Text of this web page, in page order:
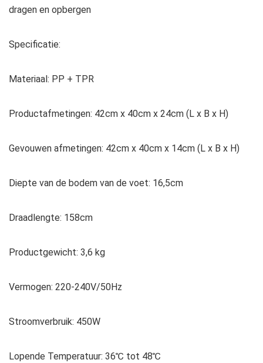
dragen en opbergen
Specificatie:
Materiaal: PP + TPR
Productafmetingen: 42cm x 40cm x 24cm (L x B x H)
Gevouwen afmetingen: 42cm x 40cm x 14cm (L x B x H)
Diepte van de bodem van de voet: 16,5cm
Draadlengte: 158cm
Productgewicht: 3,6 kg
Vermogen: 220-240V/50Hz
Stroomverbruik: 450W
Lopende Temperatuur: 36℃ tot 48℃